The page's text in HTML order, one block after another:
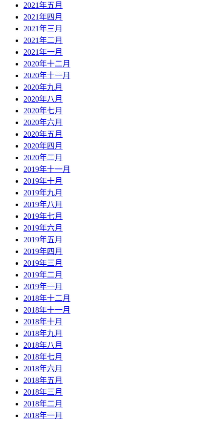
2021年五月
2021年四月
2021年三月
2021年二月
2021年一月
2020年十二月
2020年十一月
2020年九月
2020年八月
2020年七月
2020年六月
2020年五月
2020年四月
2020年二月
2019年十一月
2019年十月
2019年九月
2019年八月
2019年七月
2019年六月
2019年五月
2019年四月
2019年三月
2019年二月
2019年一月
2018年十二月
2018年十一月
2018年十月
2018年九月
2018年八月
2018年七月
2018年六月
2018年五月
2018年三月
2018年二月
2018年一月